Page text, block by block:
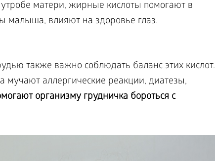
матери, жирные кислоты помогают в
малыша, влияют на здоровье глаз.
также важно соблюдать баланс этих кислот.
мучают аллергические реакции, диатезы,
организму грудничка бороться с